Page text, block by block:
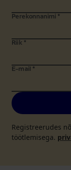
Perekonnanimi *
Riik *
E-mail *
Registreerudes
töötlemisega.